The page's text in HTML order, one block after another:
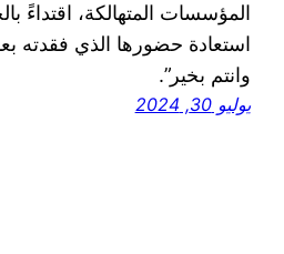
المؤسسات المتهالكة، اقتداءً
استعادة حضورها الذي فقدته
وانتم بخير”.
يوليو 30, 2024